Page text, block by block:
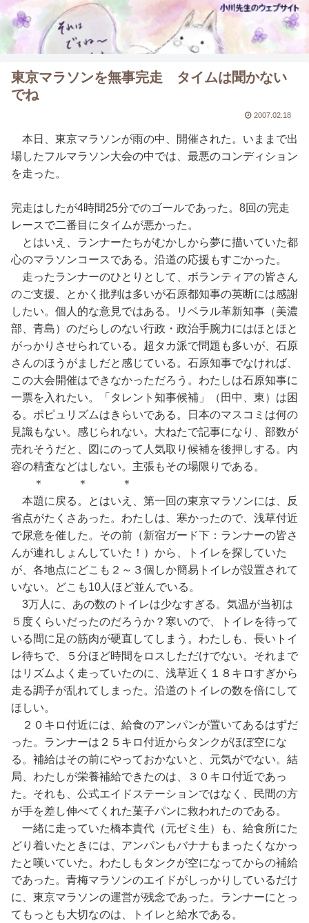
東京マラソンを無事完走 タイムは聞かない
でね
2007.02.18
本日、東京マラソンが雨の中、開催された。いままで出
場したフルマラソン大会の中では、最悪のコンディション
を走った。
完走はしたが4時間25分でのゴールであった。8回の完走
レースで二番目にタイムが悪かった。
とはいえ、ランナーたちがむかしから夢に描いていた都
心のマラソンコースである。沿道の応援もすごかった。
走ったランナーのひとりとして、ボランティアの皆さん
のご支援、とかく批判は多いが石原都知事の英断には感謝
したい。個人的な意見ではある。リベラル革新知事（美濃
部、青島）のだらしのない行政・政治手腕力にはほとほと
がっかりさせられている。超タカ派で問題も多いが、石原
さんのほうがましだと感じている。石原知事でなければ、
この大会開催はできなかっただろう。わたしは石原知事に
一票を入れたい。「タレント知事候補」（田中、東）は困
る。ポピュリズムはきらいである。日本のマスコミは何の
見識もない。感じられない。大ねたで記事になり、部数が
売れそうだと、図にのって人気取り候補を後押しする。内
容の精査などはしない。主張もその場限りである。
＊ ＊ ＊
本題に戻る。とはいえ、第一回の東京マラソンには、反
省点がたくさあった。わたしは、寒かったので、浅草付近
で尿意を催した。その前（新宿ガード下：ランナーの皆さ
んが連れしょんしていた！）から、トイレを探していた
が、各地点にどこも２～３個しか簡易トイレが設置されて
いない。どこも10人ほど並んでいる。
3万人に、あの数のトイレは少なすぎる。気温が当初は
５度くらいだったのだろうか？寒いので、トイレを待って
いる間に足の筋肉が硬直してしまう。わたしも、長いトイ
レ待ちで、５分ほど時間をロスしただけでない。それまで
はリズムよく走っていたのに、浅草近く１８キロすぎから
走る調子が乱れてしまった。沿道のトイレの数を倍にして
ほしい。
２０キロ付近には、給食のアンパンが置いてあるはずだ
った。ランナーは２５キロ付近からタンクがほぼ空にな
る。補給はその前にやっておかないと、元気がでない。結
局、わたしが栄養補給できたのは、３０キロ付近であっ
た。それも、公式エイドステーションではなく、民間の方
が手を差し伸べてくれた菓子パンに救われたのである。
一緒に走っていた橋本貴代（元ゼミ生）も、給食所にた
どり着いたときには、アンパンもバナナもまったくなかっ
たと嘆いていた。わたしもタンクが空になってからの補給
であった。青梅マラソンのエイドがしっかりしているだけ
に、東京マラソンの運営が残念であった。ランナーにとっ
てもっとも大切なのは、トイレと給水である。